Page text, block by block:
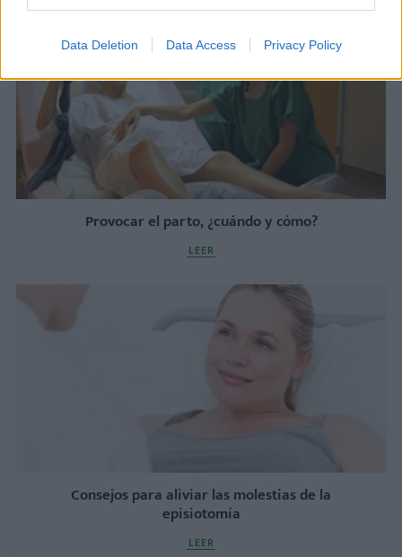
Data Deletion Data Access Privacy Policy
Provocar el parto, ¿cuándo y cómo?
LEER
Consejos para aliviar las molestias de la
episiotomía
LEER